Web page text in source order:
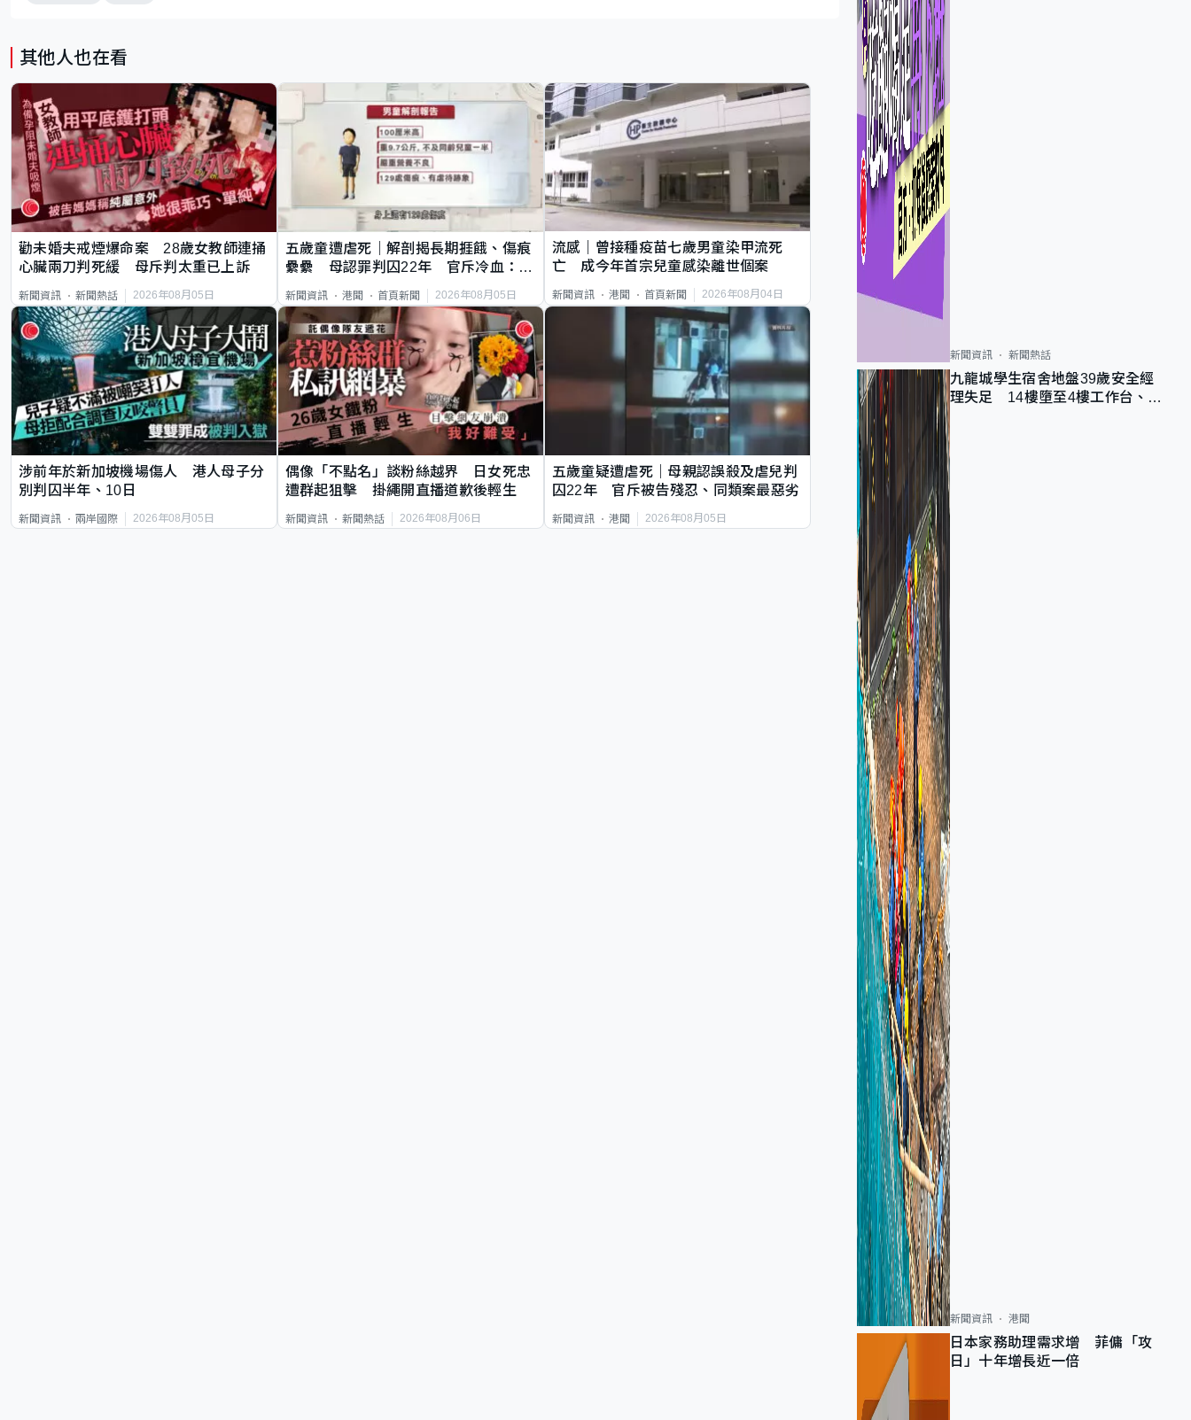
其他人也在看
勸未婚夫戒煙爆命案 28歲女教師連捅
心臟兩刀判死緩 母斥判太重已上訴
新聞資訊 新聞熱話 2026年08月05日
五歲童遭虐死｜解剖揭長期捱餓、傷痕
纍纍 母認罪判囚22年 官斥冷血：同
新聞資訊 港聞 首頁新聞 2026年08月05日
流感｜曾接種疫苗七歲男童染甲流死
亡 成今年首宗兒童感染離世個案
新聞資訊 港聞 首頁新聞 2026年08月04日
涉前年於新加坡機場傷人 港人母子分
別判囚半年、10日
新聞資訊 兩岸國際 2026年08月05日
偶像「不點名」談粉絲越界 日女死忠
遭群起狙擊 掛繩開直播道歉後輕生
新聞資訊 新聞熱話 2026年08月06日
五歲童疑遭虐死｜母親認誤殺及虐兒判
囚22年 官斥被告殘忍、同類案最惡劣
新聞資訊 港聞 2026年08月05日
新聞資訊 新聞熱話
九龍城學生宿舍地盤39歲安全經
理失足 14樓墮至4樓工作台、送
新聞資訊 港聞
日本家務助理需求增 菲傭「攻
日」十年增長近一倍